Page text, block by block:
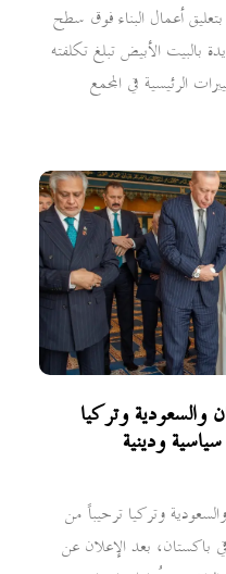
أعمال البناء فوق سطح
الأبيض تبلغ تكلفته
الرئيسية في المجمع
والسعودية وتركيا
ودينية
وتركيا ترحيباً من
باكستان، بعد الإعلان عن